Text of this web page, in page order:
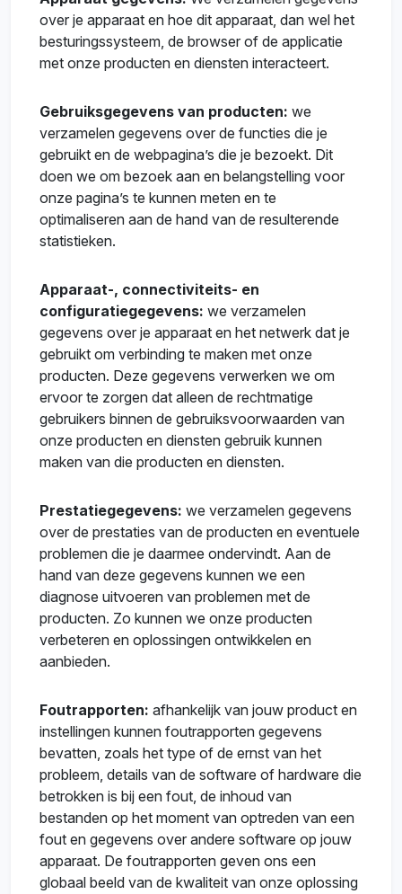
over je apparaat en hoe dit apparaat, dan wel het
besturingssysteem, de browser of de applicatie
met onze producten en diensten interacteert.
Gebruiksgegevens van producten: we
verzamelen gegevens over de functies die je
gebruikt en de webpagina’s die je bezoekt. Dit
doen we om bezoek aan en belangstelling voor
onze pagina’s te kunnen meten en te
optimaliseren aan de hand van de resulterende
statistieken.
Apparaat-, connectiviteits- en
configuratiegegevens: we verzamelen
gegevens over je apparaat en het netwerk dat je
gebruikt om verbinding te maken met onze
producten. Deze gegevens verwerken we om
ervoor te zorgen dat alleen de rechtmatige
gebruikers binnen de gebruiksvoorwaarden van
onze producten en diensten gebruik kunnen
maken van die producten en diensten.
Prestatiegegevens: we verzamelen gegevens
over de prestaties van de producten en eventuele
problemen die je daarmee ondervindt. Aan de
hand van deze gegevens kunnen we een
diagnose uitvoeren van problemen met de
producten. Zo kunnen we onze producten
verbeteren en oplossingen ontwikkelen en
aanbieden.
Foutrapporten: afhankelijk van jouw product en
instellingen kunnen foutrapporten gegevens
bevatten, zoals het type of de ernst van het
probleem, details van de software of hardware die
betrokken is bij een fout, de inhoud van
bestanden op het moment van optreden van een
fout en gegevens over andere software op jouw
apparaat. De foutrapporten geven ons een
globaal beeld van de kwaliteit van onze oplossing